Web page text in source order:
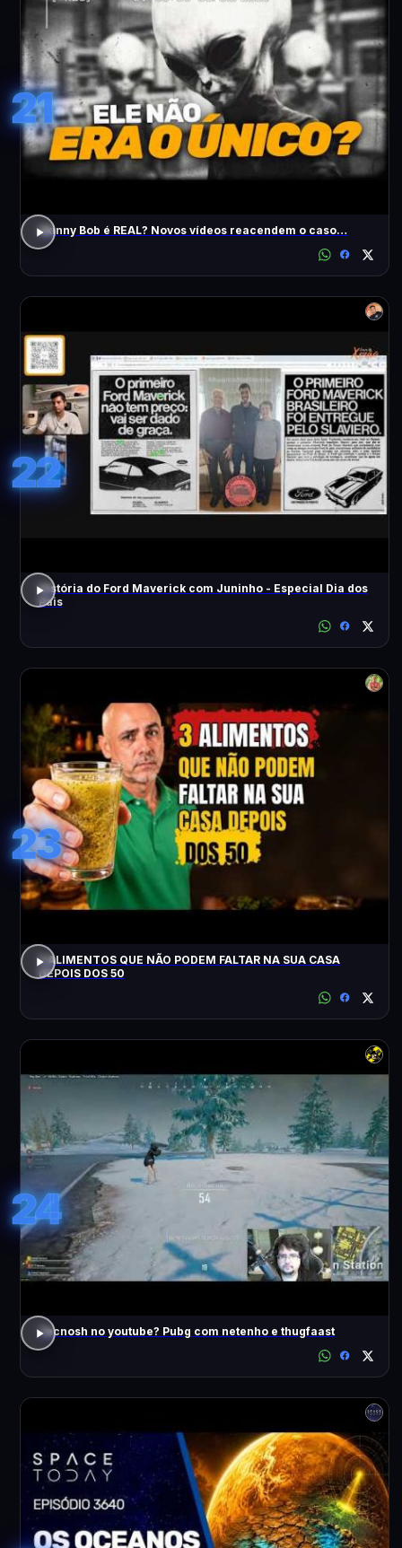
21
Skinny Bob é REAL? Novos vídeos reacendem o caso…
22
História do Ford Maverick com Juninho - Especial Dia dos
Pais
23
3 ALIMENTOS QUE NÃO PODEM FALTAR NA SUA CASA
DEPOIS DOS 50
24
Tecnosh no youtube? Pubg com netenho e thugfaast